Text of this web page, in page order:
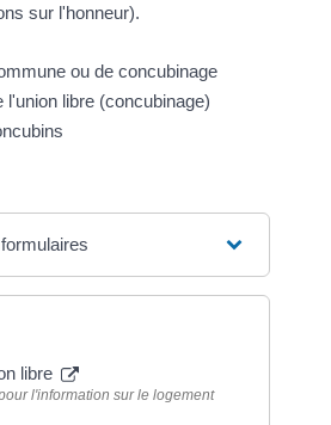
sur l'honneur).
ou de concubinage
l'union libre (concubinage)
libre
l'information sur le logement